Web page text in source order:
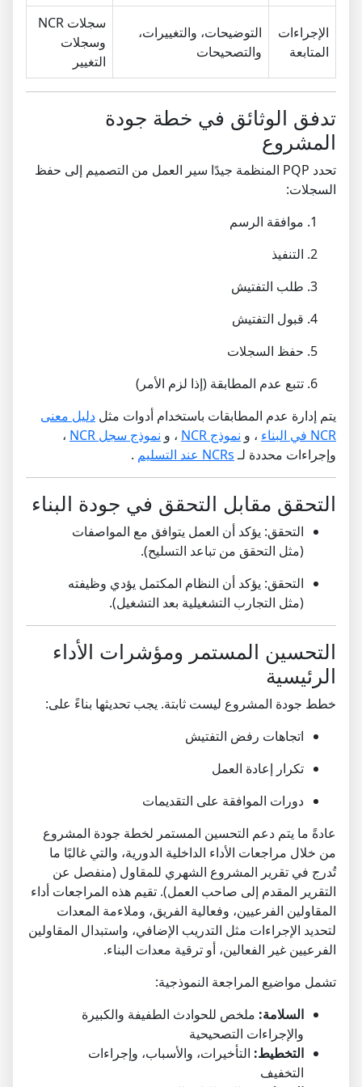
الإجراءات
المتابعة
التوضيحات، والتغييرات،
والتصحيحات
سجلات NCR
وسجلات
التغيير
تدفق الوثائق في خطة جودة
المشروع
تحدد PQP المنظمة جيدًا سير العمل من التصميم إلى حفظ
السجلات:
موافقة الرسم
التنفيذ
طلب التفتيش
قبول التفتيش
حفظ السجلات
تتبع عدم المطابقة (إذا لزم الأمر)
يتم إدارة عدم المطابقات باستخدام أدوات مثل دليل معنى
NCR في البناء
، و نموذج NCR ، و نموذج سجل NCR
،
وإجراءات محددة لـNCRs عند التسليم .
التحقق مقابل التحقق في جودة البناء
التحقق: يؤكد أن العمل يتوافق مع المواصفات
(مثل التحقق من تباعد التسليح).
التحقق: يؤكد أن النظام المكتمل يؤدي وظيفته
(مثل التجارب التشغيلية بعد التشغيل).
التحسين المستمر ومؤشرات الأداء
الرئيسية
خطط جودة المشروع ليست ثابتة. يجب تحديثها بناءً على:
اتجاهات رفض التفتيش
تكرار إعادة العمل
دورات الموافقة على التقديمات
عادةً ما يتم دعم التحسين المستمر لخطة جودة المشروع
من خلال مراجعات الأداء الداخلية الدورية، والتي غالبًا ما
تُدرج في تقرير المشروع الشهري للمقاول (منفصل عن
التقرير المقدم إلى صاحب العمل). تقيم هذه المراجعات أداء
المقاولين الفرعيين، وفعالية الفريق، وملاءمة المعدات
لتحديد الإجراءات مثل التدريب الإضافي، واستبدال المقاولين
الفرعيين غير الفعالين، أو ترقية معدات البناء.
تشمل مواضيع المراجعة النموذجية:
السلامة: ملخص للحوادث الطفيفة والكبيرة
والإجراءات التصحيحية
التخطيط: التأخيرات، والأسباب، وإجراءات
التخفيف